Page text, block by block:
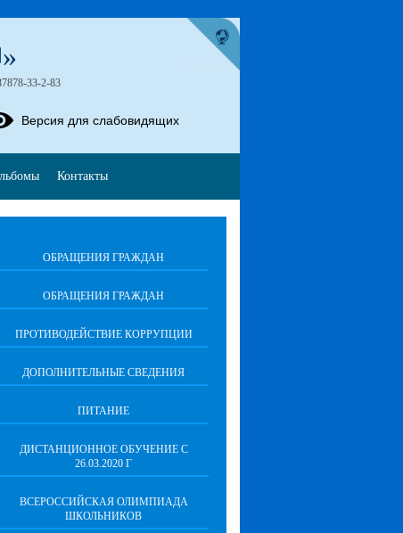
ОБРАЩЕНИЯ ГРАЖДАН
ОБРАЩЕНИЯ ГРАЖДАН
ПРОТИВОДЕЙСТВИЕ КОРРУПЦИИ
ДОПОЛНИТЕЛЬНЫЕ СВЕДЕНИЯ
ПИТАНИЕ
ДИСТАНЦИОННОЕ ОБУЧЕНИЕ С
26.03.2020 Г
ВСЕРОССИЙСКАЯ ОЛИМПИАДА
ШКОЛЬНИКОВ
33-2-83
Версия для слабовидящих
Контакты